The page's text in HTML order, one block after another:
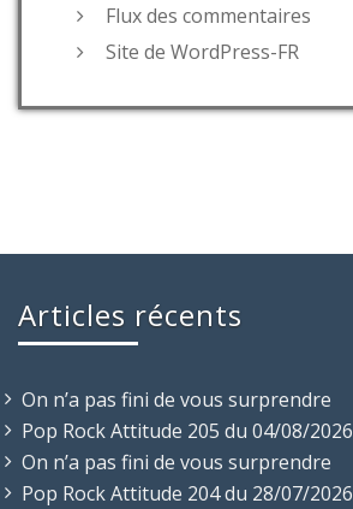
Flux des commentaires
Site de WordPress-FR
Articles récents
On n’a pas fini de vous surprendre
Pop Rock Attitude 205 du 04/08/2026
On n’a pas fini de vous surprendre
Pop Rock Attitude 204 du 28/07/2026